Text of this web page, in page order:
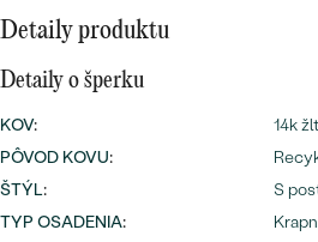
PODĽA TVARU
NA MIERU
DIAMANTY
náušnice
príveskyPREZRIEŤ
Detaily produktu
Detaily o šperku
KOV:
14k
PÔVOD KOVU:
ŠTÝL:
S
TYP OSADENIA: